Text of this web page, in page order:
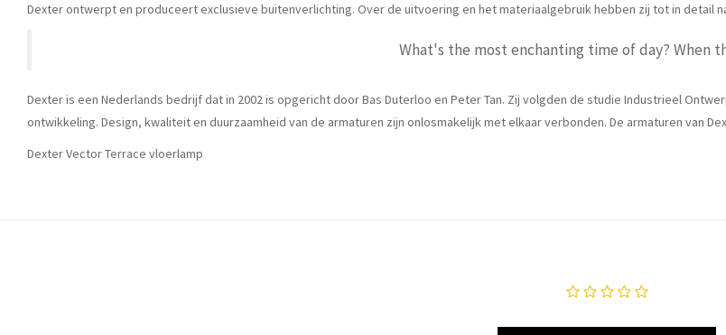
Dexter ontwerpt en produceert exclusieve buitenverlichting. Over de uitvoering en het materiaalgebruik hebben zij tot in detail
What's the most enchanting time of day? When
Dexter is een Nederlands bedrijf dat in 2002 is opgericht door Bas Duterloo en Peter Tan. Zij volgden de studie Industrieel
ontwikkeling. Design, kwaliteit en duurzaamheid van de armaturen zijn onlosmakelijk met elkaar verbonden. De armaturen van
Dexter Vector Terrace vloerlamp